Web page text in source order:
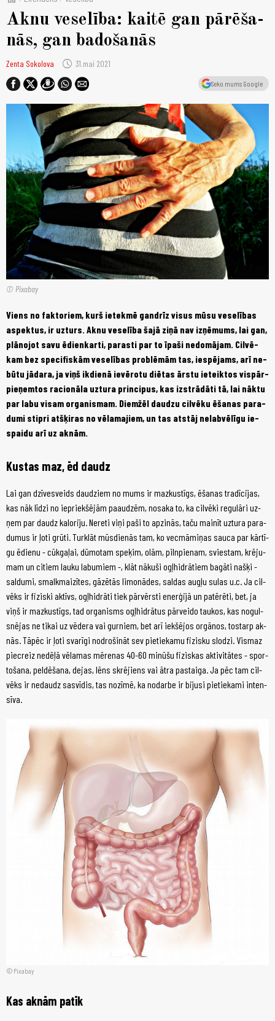
Aknu veselība: kai­tē gan pār­ēša­
nās, gan ba­do­ša­nās
Zenta Sokolova schedule 31.mai 2021
Seko mums Google
© Pixabay
Viens no fak­to­riem, kurš ie­tek­mē gan­drīz vi­sus mū­su ve­se­lī­bas
as­pek­tus, ir uz­turs. Ak­nu ve­se­lī­ba ša­jā zi­ņā nav iz­ņē­mums, lai gan,
plā­no­jot sa­vu ēdien­kar­ti, pa­ras­ti par to īpa­ši ne­do­mā­jam. Cil­vē­
kam bez spe­ci­fis­kām ve­se­lī­bas pro­blē­mām tas, ie­spē­jams, arī ne­
bū­tu jā­da­ra, ja viņš ik­die­nā ie­vē­ro­tu di­ētas ār­stu ie­teik­tos vis­pār­
pie­ņem­tos ra­ci­onā­la uz­tu­ra prin­ci­pus, kas iz­strā­dā­ti tā, lai nāk­tu
par la­bu vis­am or­ga­nis­mam. Diem­žēl dau­dzu cil­vē­ku ēša­nas pa­ra­
du­mi stip­ri at­šķi­ras no vē­la­ma­jiem, un tas at­stāj ne­lab­vē­lī­gu ie­
spai­du arī uz ak­nām.
Kus­tas maz, ēd daudz
Lai gan dzī­ves­veids dau­dziem no mums ir maz­kus­tīgs, ēša­nas tra­dī­ci­jas,
kas nāk līdz­i no ie­priek­šē­jām pa­au­dzēm, no­sa­ka to, ka cil­vē­ki re­gu­lā­ri uz­
ņem par daudz ka­lo­ri­ju. Ne­re­ti vi­ņi pa­ši to ap­zi­nās, ta­ču mai­nīt uz­tu­ra pa­ra­
du­mus ir ļo­ti grū­ti. Tur­klāt mūs­die­nās tam, ko vec­mā­mi­ņas sau­ca par kār­tī­
gu ēdie­nu - cūk­ga­ļai, dū­mo­tam spe­ķim, olām, piln­pie­nam, svies­tam, krē­ju­
mam un ci­tiem lau­ku la­bu­miem -, klāt nā­ku­ši ogļ­hid­rā­tiem ba­gā­ti naš­ķi -
sal­du­mi, smalk­mai­zī­tes, gā­zē­tās li­mo­nā­des, sal­das aug­ļu su­las u.c. Ja cil­
vēks ir fi­zis­ki ak­tīvs, ogļ­hid­rā­ti tiek pār­vēr­sti ener­ģi­jā un pa­tē­rē­ti, bet, ja
viņš ir maz­kus­tīgs, tad or­ga­nisms ogļ­hid­rā­tus pār­vei­do tau­kos, kas no­gul­
snē­jas ne ti­kai uz vē­de­ra vai gur­niem, bet arī iek­šē­jos or­gā­nos, tos­tarp ak­
nās. Tā­pēc ir ļo­ti sva­rī­gi no­dro­ši­nāt sev pie­tie­ka­mu fi­zis­ku slo­dzi. Vis­maz
piec­reiz ne­dē­ļā vē­la­mas mē­re­nas 40-60 mi­nū­šu fi­zis­kas ak­ti­vi­tā­tes - spor­
to­ša­na, pel­dē­ša­na, de­jas, lēns skrē­jiens vai ātr­a pa­stai­ga. Ja pēc tam cil­
vēks ir ne­daudz sa­svī­dis, tas no­zī­mē, ka no­dar­be ir bi­ju­si pie­tie­ka­mi in­ten­
sī­va.
Pixabay
Kas ak­nām pa­tīk